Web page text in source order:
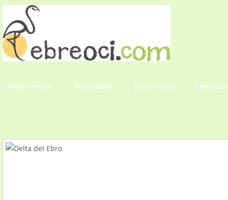
Alojamientos Actividades Excursiones Entradas